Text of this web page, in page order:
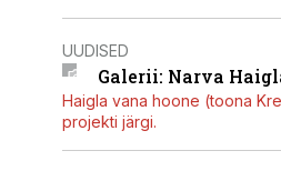
UUDISED
Galerii: Narva
Haigla vana hoone (toona
projekti järgi.